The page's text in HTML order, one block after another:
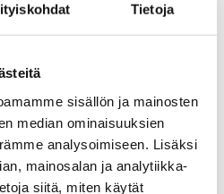
Tietoja
sisällön ja mainosten
median ominaisuuksien
analysoimiseen. Lisäksi
mainosalan ja analytiikka-
siitä, miten käytät
varoitusvalot
varoitusvaloja.
LUE LISÄÄ